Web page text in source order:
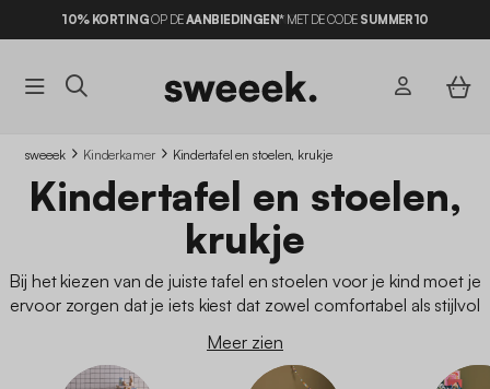
10% KORTINGOP DEAANBIEDINGEN*MET DE CODE SUMMER10
sweeek Kinderkamer Kindertafel en stoelen, krukje
Kindertafel en stoelen,
krukje
Bij het kiezen van de juiste tafel en stoelen voor je kind moet je
ervoor zorgen dat je iets kiest dat zowel comfortabel als stijlvol
verschillende soorten tafels en stoelen waaruit u kunt kiezen,
dus u vindt zeker iets wat u bevalt.
Meer zien